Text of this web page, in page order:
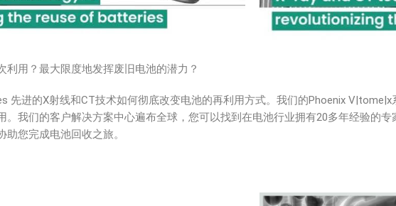
利用？最大限度地发挥废旧电池的潜力？
先进的X射线和CT技术如何彻底改变电池的再利用方式。我们的Phoenix
。我们的客户解决方案中心遍布全球，您可以找到在电池行业拥有20多年经验的
您完成电池回收之旅。